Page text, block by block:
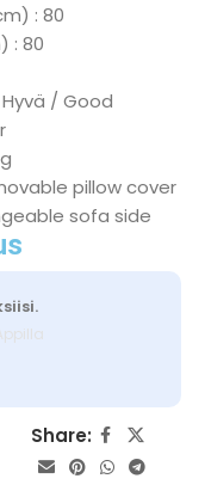
: 80
: 80
/ Good
pillow cover
sofa side
Share: